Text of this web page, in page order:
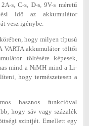
s, C-s, D-s, 9V-s méretű
idő az akkumulátor
vesz igénybe.
hogy milyen típusú
VARTA akkumulátor töltői
töltésére képesek,
mind a NiMH mind a Li-
hogy természetesen a
hasznos funkcióval
hogy sáv vagy százalék
szintjét. Emellett egy